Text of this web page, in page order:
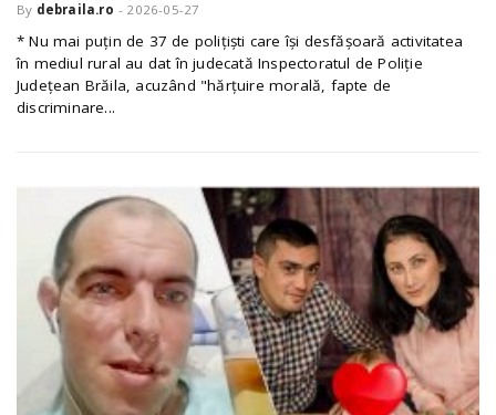
By debraila.ro - 2026-05-27
* Nu mai puțin de 37 de polițiști care își desfășoară activitatea
în mediul rural au dat în judecată Inspectoratul de Poliție
Județean Brăila, acuzând "hărțuire morală, fapte de
discriminare...